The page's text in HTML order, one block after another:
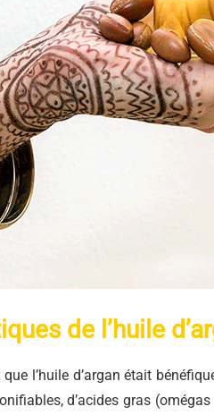
de l’huile
l’huile d’argan était
d’acides gras